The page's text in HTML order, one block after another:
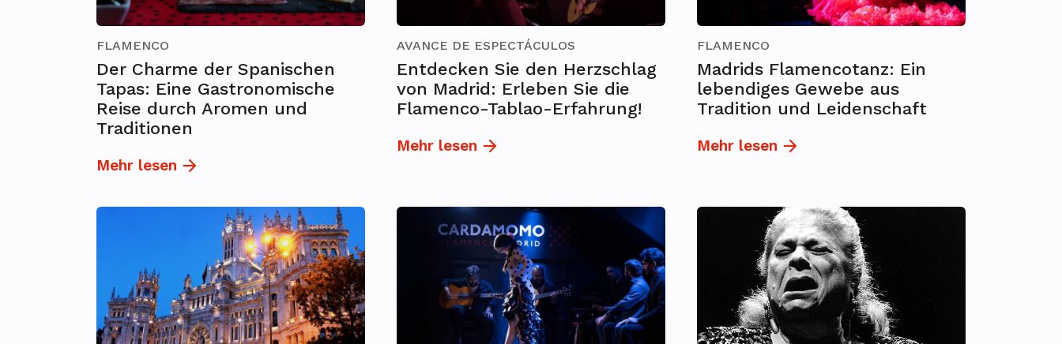
FLAMENCO
Der Charme der Spanischen
Tapas: Eine Gastronomische
Reise durch Aromen und
Traditionen
Mehr lesen
AVANCE DE ESPECTÁCULOS
Entdecken Sie den Herzschlag
von Madrid: Erleben Sie die
Flamenco-Tablao-Erfahrung!
Mehr lesen
FLAMENCO
Madrids Flamencotanz: Ein
lebendiges Gewebe aus
Tradition und Leidenschaft
Mehr lesen